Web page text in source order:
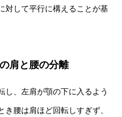
対して平行に構えることが基
肩と腰の分離
し、左肩が顎の下に入るよう
き腰は肩ほど回転しすぎず、